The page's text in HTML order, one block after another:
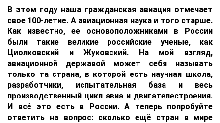
В этом году наша гражданская авиация отмечает
свое 100-летие. А авиационная наука и того старше.
Как известно, ее основоположниками в России
были такие великие российские ученые, как
Циолковский и Жуковский. На мой взгляд,
авиационной державой может себя называть
только та страна, в которой есть научная школа,
разработчики, испытательная база и весь
производственный цикл авиа и двигателестроения.
И всё это есть в России. А теперь попробуйте
ответить на вопрос: сколько ещё стран в мире